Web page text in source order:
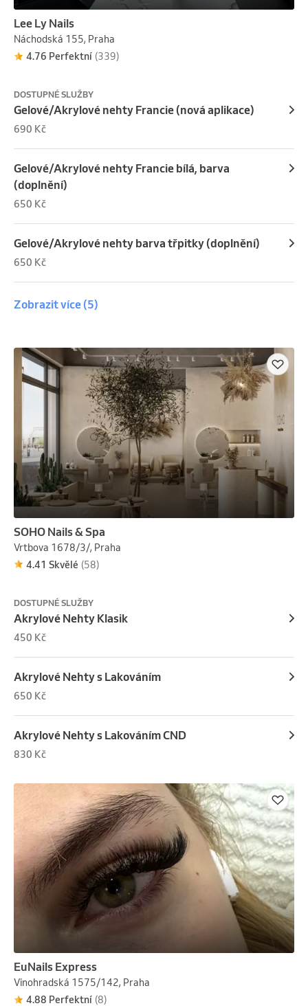
Lee Ly Nails
Náchodská 155, Praha
4.76 Perfektní (339)
DOSTUPNÉ SLUŽBY
Gelové/Akrylové nehty Francie (nová aplikace)
690 Kč
Gelové/Akrylové nehty Francie bílá, barva
(doplnění)
650 Kč
Gelové/Akrylové nehty barva třpitky (doplnění)
650 Kč
Zobrazit více (5)
SOHO Nails & Spa
Vrtbova 1678/3/, Praha
4.41 Skvělé (58)
DOSTUPNÉ SLUŽBY
Akrylové Nehty Klasik
450 Kč
Akrylové Nehty s Lakováním
650 Kč
Akrylové Nehty s Lakováním CND
830 Kč
EuNails Express
Vinohradská 1575/142, Praha
4.88 Perfektní (8)